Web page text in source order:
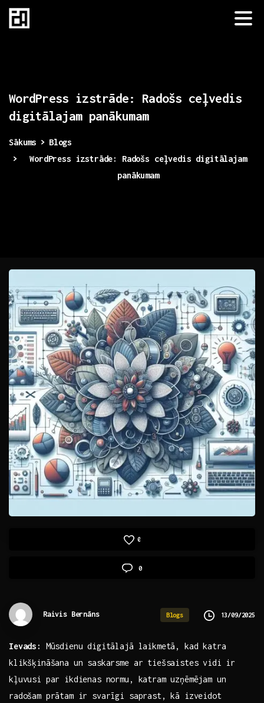
WordPress izstrāde: Radošs ceļvedis
digitālajam panākumam
Sākums
Blogs
WordPress izstrāde: Radošs ceļvedis digitālajam
panākumam
0
0
Raivis Bernāns Blogs 13/09/2025
Ievads:
Mūsdienu digitālajā laikmetā, kad katra
klikšķināšana un saskarsme ar tiešsaistes vidi ir
kļuvusi par ikdienas normu, katram uzņēmējam un
radošam prātam ir svarīgi saprast, kā izveidot